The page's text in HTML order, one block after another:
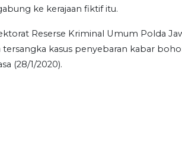
ke kerajaan fiktif itu.
Reserse Kriminal Umum Polda
kasus penyebaran kabar
(28/1/2020).